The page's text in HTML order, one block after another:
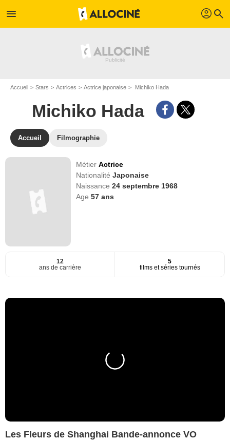
menu profil search
Accueil Stars Actrices Actrice japonaise Michiko Hada
Michiko Hada
Accueil Filmographie
MétierActrice
NationalitéJaponaise
Naissance24 septembre 1968
Age57 ans
12
ans de carrière
5
films et séries tournés
Les Fleurs de Shanghai Bande-annonce VO